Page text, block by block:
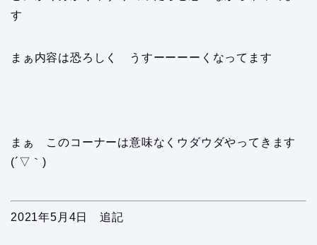
す
まぁ内容は恐ろしく うすーーーーくなってます
まぁ このコーナーは意味なくウダウダやってきます
(´▽｀)
2021年5月4日 追記